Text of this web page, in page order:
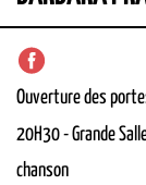
Ouverture des
20H30-Grande
chanson